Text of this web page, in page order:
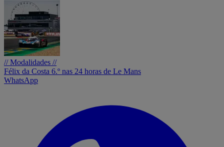
// Modalidades //
Félix da Costa 6.º nas 24 horas de Le Mans
WhatsApp